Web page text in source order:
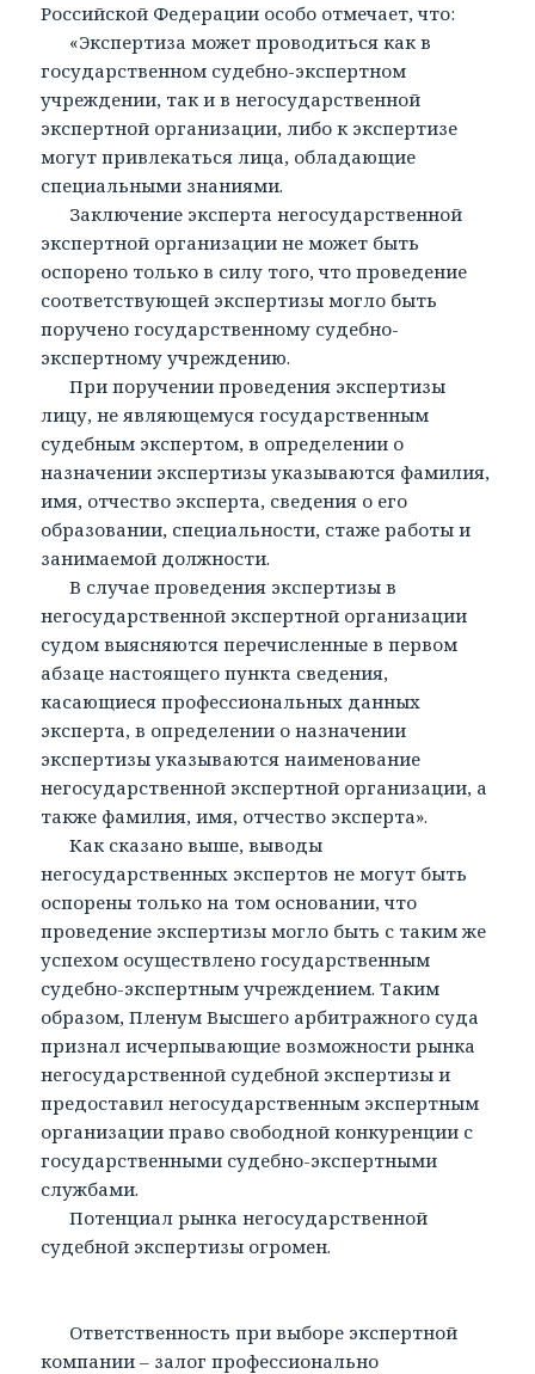
Российской Федерации особо отмечает, что:
«Экспертиза может проводиться как в
государственном судебно-экспертном
учреждении, так и в негосударственной
экспертной организации, либо к экспертизе
могут привлекаться лица, обладающие
специальными знаниями.
Заключение эксперта негосударственной
экспертной организации не может быть
оспорено только в силу того, что проведение
соответствующей экспертизы могло быть
поручено государственному судебно-
экспертному учреждению.
При поручении проведения экспертизы
лицу, не являющемуся государственным
судебным экспертом, в определении о
назначении экспертизы указываются фамилия,
имя, отчество эксперта, сведения о его
образовании, специальности, стаже работы и
занимаемой должности.
В случае проведения экспертизы в
негосударственной экспертной организации
судом выясняются перечисленные в первом
абзаце настоящего пункта сведения,
касающиеся профессиональных данных
эксперта, в определении о назначении
экспертизы указываются наименование
негосударственной экспертной организации, а
также фамилия, имя, отчество эксперта».
Как сказано выше, выводы
негосударственных экспертов не могут быть
оспорены только на том основании, что
проведение экспертизы могло быть с таким же
успехом осуществлено государственным
судебно-экспертным учреждением. Таким
образом, Пленум Высшего арбитражного суда
признал исчерпывающие возможности рынка
негосударственной судебной экспертизы и
предоставил негосударственным экспертным
организации право свободной конкуренции с
государственными судебно-экспертными
службами.
Потенциал рынка негосударственной
судебной экспертизы огромен.
Ответственность при выборе экспертной
компании – залог профессионально